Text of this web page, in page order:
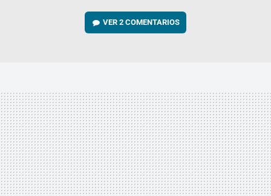
VER2 COMENTARIOS